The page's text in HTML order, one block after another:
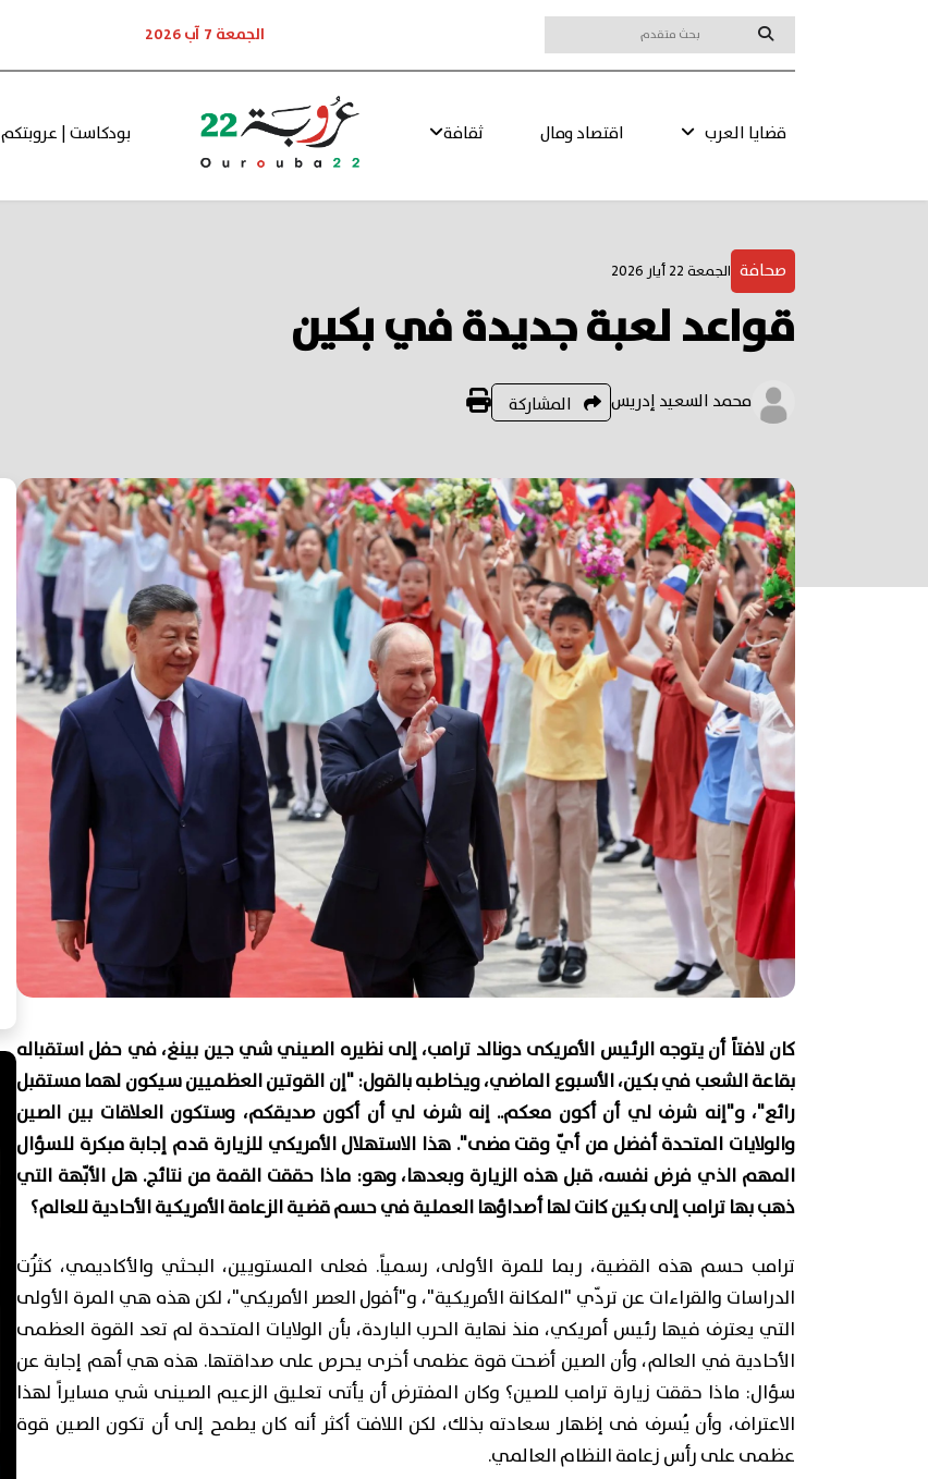
الجمعة 7 آب 2026
قضايا العرب اقتصاد ومال ثقافة بودكاست | عروبتكم
صحافة الجمعة 22 أيار 2026
قواعد لعبة جديدة في بكين
محمد السعيد إدريس المشاركة
كان لافتاً أن يتوجه الرئيس الأمريكى دونالد ترامب، إلى نظيره الصيني شي جين بينغ، في حفل استقباله
بقاعة الشعب في بكين، الأسبوع الماضي، ويخاطبه بالقول: "إن القوتين العظميين سيكون لهما مستقبل
رائع"، و"إنه شرف لي أن أكون معكم.. إنه شرف لي أن أكون صديقكم، وستكون العلاقات بين الصين
والولايات المتحدة أفضل من أيّ وقت مضى". هذا الاستهلال الأمريكي للزيارة قدم إجابة مبكرة للسؤال
المهم الذي فرض نفسه، قبل هذه الزيارة وبعدها، وهو: ماذا حققت القمة من نتائج. هل الأبّهة التي
ذهب بها ترامب إلى بكين كانت لها أصداؤها العملية في حسم قضية الزعامة الأمريكية الأحادية للعالم؟
ترامب حسم هذه القضية، ربما للمرة الأولى، رسمياً. فعلى المستويين، البحثي والأكاديمي، كثُرَت
الدراسات والقراءات عن تردّي "المكانة الأمريكية"، و"أفول العصر الأمريكي"، لكن هذه هي المرة الأولى
التي يعترف فيها رئيس أمريكي، منذ نهاية الحرب الباردة، بأن الولايات المتحدة لم تعد القوة العظمى
الأحادية في العالم، وأن الصين أضحت قوة عظمى أخرى يحرص على صداقتها. هذه هي أهم إجابة عن
سؤال: ماذا حققت زيارة ترامب للصين؟ وكان المفترض أن يأتى تعليق الزعيم الصينى شي مسايراً لهذا
الاعتراف، وأن يُسرف فى إظهار سعادته بذلك، لكن اللافت أكثر أنه كان يطمح إلى أن تكون الصين قوة
عظمى على رأس زعامة النظام العالمي.